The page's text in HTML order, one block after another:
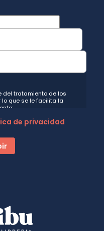
del tratamiento de los
lo que se le facilita la
de envío de
servicios y
datos de contacto para
o servicios que puedan
que se le
casilla de
de privacidad